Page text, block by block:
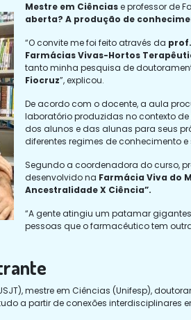
Mestre em Ciênciase professor de
aberta? A produção de
“O convite me foi feito através da
Farmácias Vivas-Hortos
tanto minha pesquisa de
Fiocruz”, explicou.
De acordo com o docente, a aula
laboratório produzidas no contexto
dos alunos e das alunas para seus
diferentes regimes de conhecimento
Segundo a coordenadora do curso,
desenvolvido na Farmácia Viva do
Ancestralidade X Ciência”.
“A gente atingiu um patamar
pessoas que o farmacêutico tem
mestre em Ciências (Unifesp),
a partir de conexões interdisciplinares